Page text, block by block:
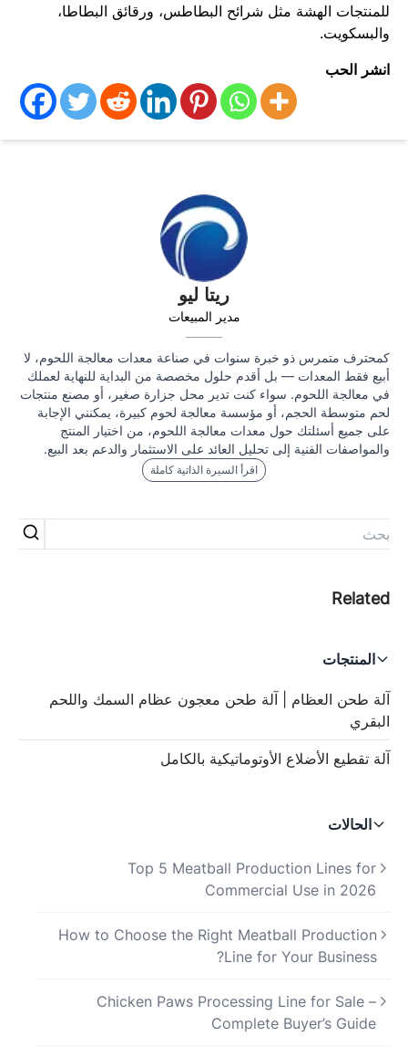
ريتا ليو
مدير المبيعات
كمحترف متمرس ذو خبرة سنوات في صناعة معدات معالجة اللحوم، لا
أبيع فقط المعدات — بل أقدم حلول مخصصة من البداية للنهاية لعملك
في معالجة اللحوم. سواء كنت تدير محل جزارة صغير، أو مصنع منتجات
لحم متوسطة الحجم، أو مؤسسة معالجة لحوم كبيرة، يمكنني الإجابة
على جميع أسئلتك حول معدات معالجة اللحوم، من اختيار المنتج
والمواصفات الفنية إلى تحليل العائد على الاستثمار والدعم بعد البيع.
اقرأ السيرة الذاتية كاملة
المنتجات
آلة طحن العظام | آلة طحن معجون عظام السمك واللحم
البقري
آلة تقطيع الأضلاع الأوتوماتيكية بالكامل
الحالات
Top 5 Meatball Production Lines for
Commercial Use in 2026
How to Choose the Right Meatball Production
Line for Your Business?
Chicken Paws Processing Line for Sale –
Complete Buyer’s Guide
للمنتجات الهشة مثل شرائح البطاطس، ورقائق البطاطا،
والبسكويت.
انشر الحب